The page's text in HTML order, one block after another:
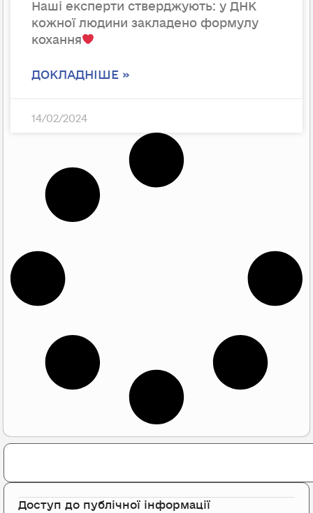
Наші експерти стверджують: у ДНК
кожної людини закладено формулу
кохання
ДОКЛАДНІШЕ »
14/02/2024
Search
Доступ до публічної інформації